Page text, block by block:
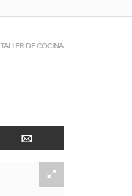
TALLER DE COCINA